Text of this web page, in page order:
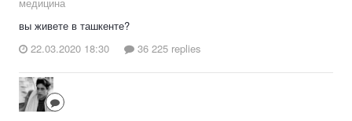
вы живете в ташкенте?
22.03.2020 18:30
36 225 replies